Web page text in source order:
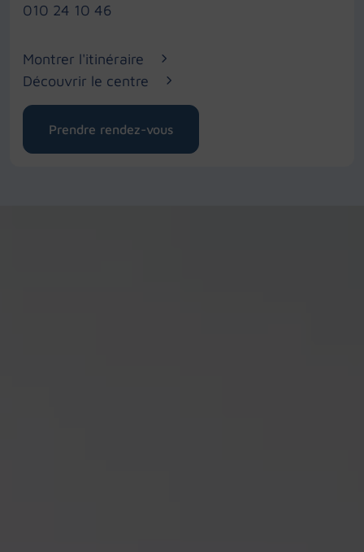
010 24 10 46
Montrer l'itinéraire
Découvrir le centre
Prendre rendez-vous